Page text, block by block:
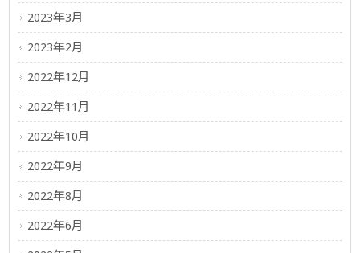
2023年3月
2023年2月
2022年12月
2022年11月
2022年10月
2022年9月
2022年8月
2022年6月